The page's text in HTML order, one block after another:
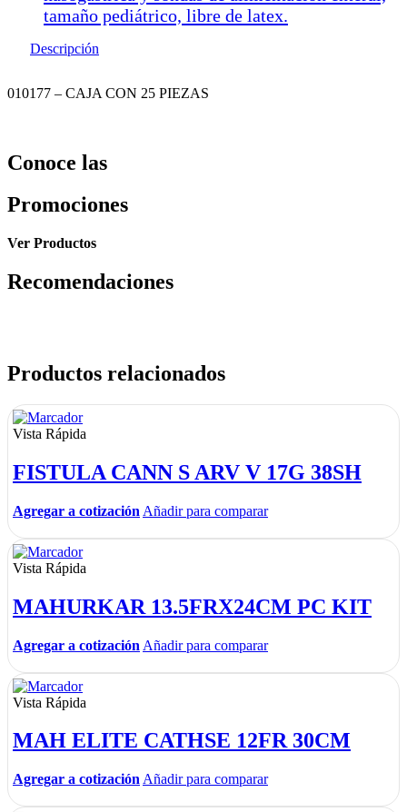
tamaño pediátrico, libre de latex.
Descripción
010177 – CAJA CON 25 PIEZAS
Conoce las
Promociones
Ver Productos
Recomendaciones
Productos relacionados
Vista Rápida
FISTULA CANN S ARV V 17G 38SH
Agregar a cotización Añadir para comparar
Vista Rápida
MAHURKAR 13.5FRX24CM PC KIT
Agregar a cotización Añadir para comparar
Vista Rápida
MAH ELITE CATHSE 12FR 30CM
Agregar a cotización Añadir para comparar